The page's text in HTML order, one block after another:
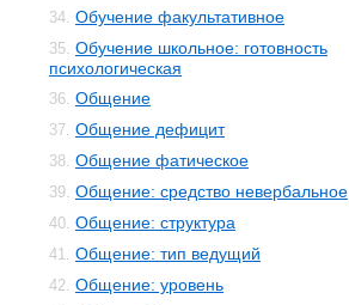
34. Обучение факультативное
35. Обучение школьное: готовность
психологическая
36. Общение
37. Общение дефицит
38. Общение фатическое
39. Общение: средство невербальное
40. Общение: структура
41. Общение: тип ведущий
42. Общение: уровень